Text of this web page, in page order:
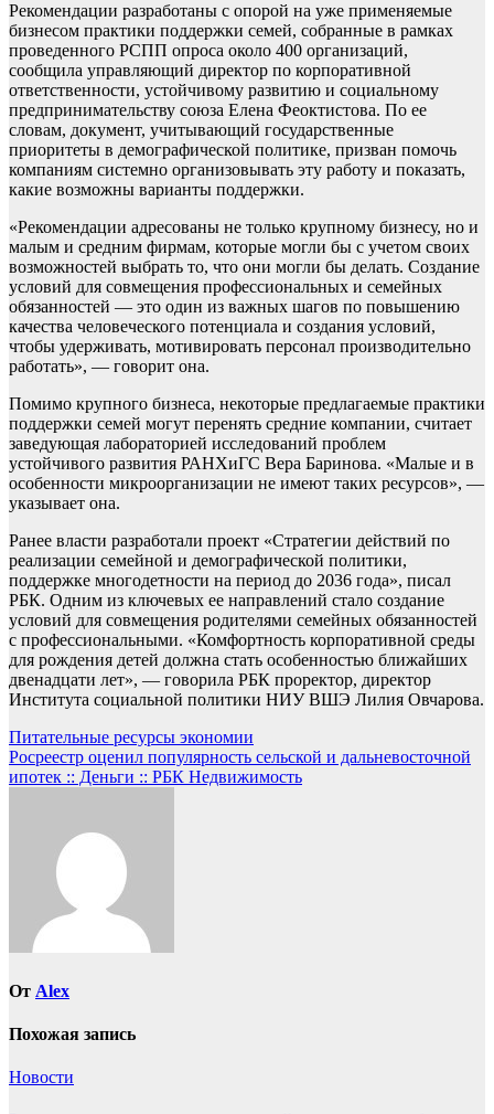
Рекомендации разработаны с опорой на уже применяемые
бизнесом практики поддержки семей, собранные в рамках
проведенного РСПП опроса около 400 организаций,
сообщила управляющий директор по корпоративной
ответственности, устойчивому развитию и социальному
предпринимательству союза Елена Феоктистова. По ее
словам, документ, учитывающий государственные
приоритеты в демографической политике, призван помочь
компаниям системно организовывать эту работу и показать,
какие возможны варианты поддержки.
«Рекомендации адресованы не только крупному бизнесу, но и
малым и средним фирмам, которые могли бы с учетом своих
возможностей выбрать то, что они могли бы делать. Создание
условий для совмещения профессиональных и семейных
обязанностей — это один из важных шагов по повышению
качества человеческого потенциала и создания условий,
чтобы удерживать, мотивировать персонал производительно
работать», — говорит она.
Помимо крупного бизнеса, некоторые предлагаемые практики
поддержки семей могут перенять средние компании, считает
заведующая лабораторией исследований проблем
устойчивого развития РАНХиГС Вера Баринова. «Малые и в
особенности микроорганизации не имеют таких ресурсов», —
указывает она.
Ранее власти разработали проект «Стратегии действий по
реализации семейной и демографической политики,
поддержке многодетности на период до 2036 года», писал
РБК. Одним из ключевых ее направлений стало создание
условий для совмещения родителями семейных обязанностей
с профессиональными. «Комфортность корпоративной среды
для рождения детей должна стать особенностью ближайших
двенадцати лет», — говорила РБК проректор, директор
Института социальной политики НИУ ВШЭ Лилия Овчарова.
Навигация
по
Питательные ресурсы экономии
Росреестр оценил популярность сельской и дальневосточной
ипотек :: Деньги :: РБК Недвижимость
От Alex
Похожая запись
Новости